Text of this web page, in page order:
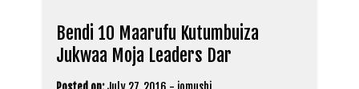
Bendi 10 Maarufu Kutumbuiza
Jukwaa Moja Leaders Dar